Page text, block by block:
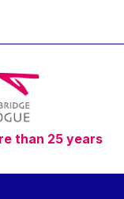
than 25 years